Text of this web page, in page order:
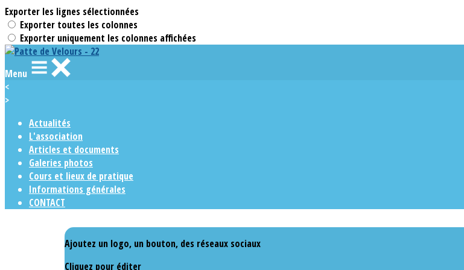
Exporter les lignes sélectionnées
Exporter toutes les colonnes
Exporter uniquement les colonnes affichées
Menu
<
>
Actualités
L'association
Articles et documents
Galeries photos
Cours et lieux de pratique
Informations générales
CONTACT
Ajoutez un logo, un bouton, des réseaux sociaux
Cliquez pour éditer